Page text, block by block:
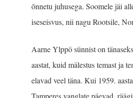
õnnetu juhusega. Soomele jäi
iseseisvus, nii nagu Rootsile,
Aarne Ylppö sünnist on
aastat, kuid mälestus temast ja
elavad veel täna. Kui 1959.
Tamperes vanglate päevad,